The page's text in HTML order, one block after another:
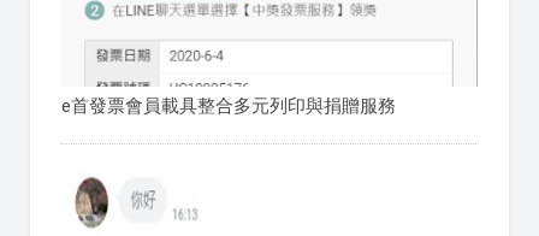
e首發票會員載具整合多元列印與捐贈服務